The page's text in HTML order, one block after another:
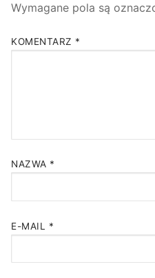
Wymagane pola są
KOMENTARZ *
NAZWA *
E-MAIL *